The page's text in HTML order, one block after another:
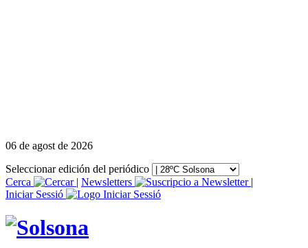
06 de agost de 2026
Seleccionar edición del periódico
Cerca
| Newsletters
|
Iniciar Sessió